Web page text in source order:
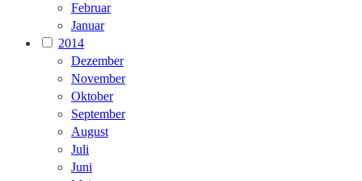
Februar
Januar
2014
Dezember
November
Oktober
September
August
Juli
Juni